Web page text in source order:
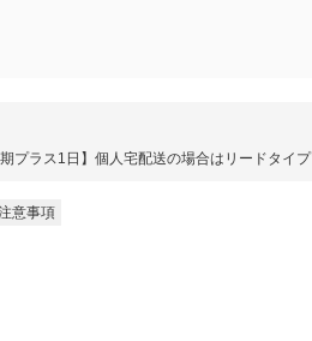
期プラス1日】個人宅配送の場合はリードタイプ
意事項